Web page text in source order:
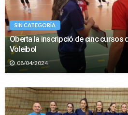
SIN CATEGORÍA
Oberta la inscripció de cinc cursos
Voleibol
08/04/2024